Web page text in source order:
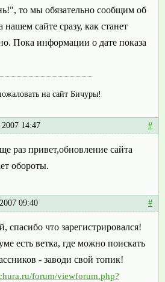
то мы обязательно сообщим об
нашем сайте сразу, как станет
Пока информации о дате показа
на сайт Бичуры!
14:47 #
раз привет,обновление сайта
обороты.
09:40 #
спасибо что зарегистрировался!
есть ветка, где можно поискать
- заводи свой топик!
forum/viewforum.php?